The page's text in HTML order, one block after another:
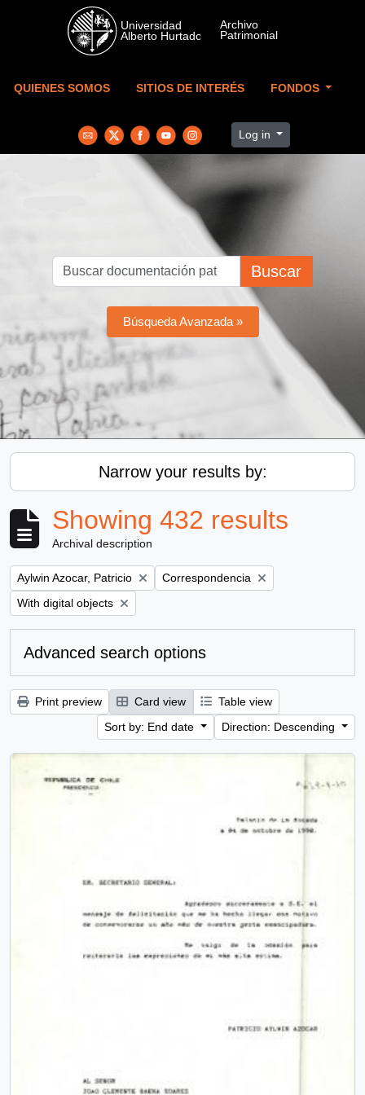
Skip to main content
QUIENES SOMOS SITIOS DE INTERÉS FONDOS
Log in
Buscar
Búsqueda Avanzada »
Narrow your results by:
Showing 432 results
Archival description
Remove filter:
Aylwin Azocar, Patricio Remove filter:
Correspondencia
Remove filter:
With digital objects
Advanced search options
Print preview Card view
Table view
Sort by: End date
Direction: Descending